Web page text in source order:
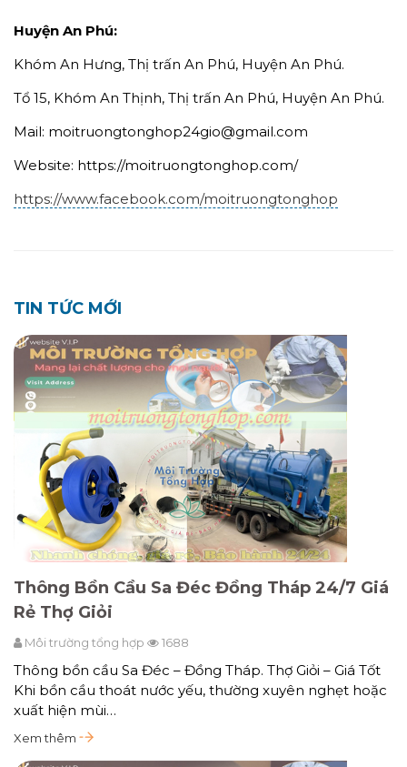
Huyện An Phú:
Khóm An Hưng, Thị trấn An Phú, Huyện An Phú.
Tổ 15, Khóm An Thịnh, Thị trấn An Phú, Huyện An Phú.
Mail: moitruongtonghop24gio@gmail.com
Website: https://moitruongtonghop.com/
https://www.facebook.com/moitruongtonghop
TIN TỨC MỚI
Thông Bồn Cầu Sa Đéc Đồng Tháp 24/7 Giá
Rẻ Thợ Giỏi
Môi trường tổng hợp 1688
Thông bồn cầu Sa Đéc – Đồng Tháp. Thợ Giỏi – Giá Tốt
Khi bồn cầu thoát nước yếu, thường xuyên nghẹt hoặc
xuất hiện mùi…
Xem thêm